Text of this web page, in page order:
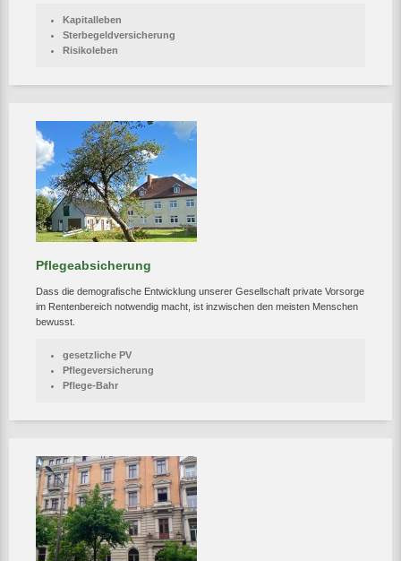
Kapitalleben
Sterbegeldversicherung
Risikoleben
Pflegeabsicherung
Dass die demografische Entwicklung unserer Gesellschaft private Vorsorge
im Rentenbereich notwendig macht, ist inzwischen den meisten Menschen
bewusst.
gesetzliche PV
Pflegeversicherung
Pflege-Bahr